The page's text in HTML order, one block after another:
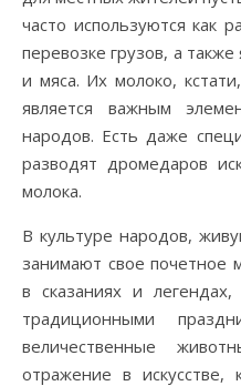
часто используются как
перевозке грузов, а
и мяса. Их молоко,
является важным
народов. Есть даже
разводят дромедаров
молока.
В культуре народов,
занимают свое почетное
в сказаниях и
традиционными
величественные
отражение в